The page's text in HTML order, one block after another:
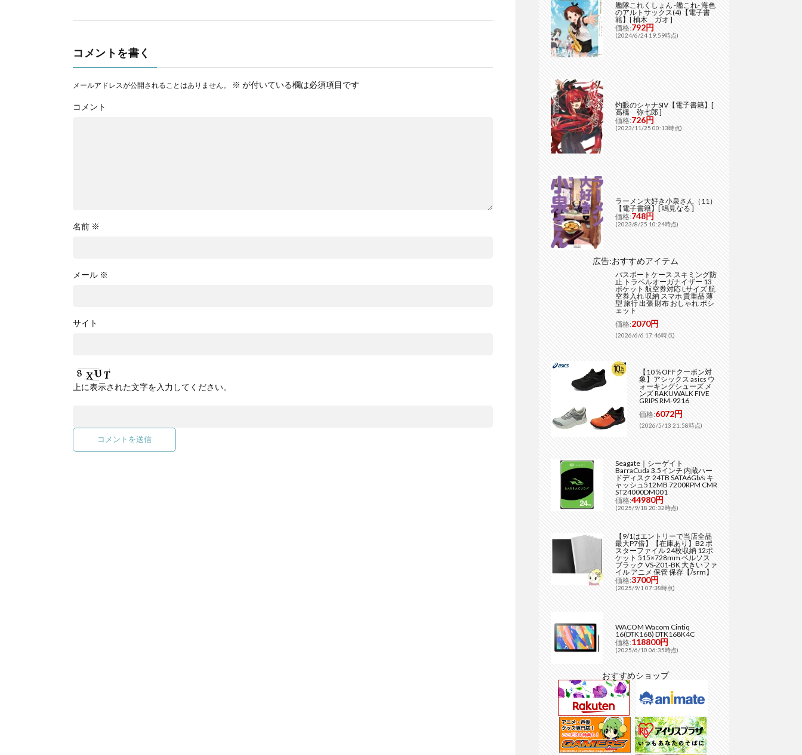
コメントを書く
メールアドレスが公開されることはありません。 ※ が付いている欄は必須項目です
コメント
名前 ※
メール ※
サイト
上に表示された文字を入力してください。
艦隊これくしょん -艦これ- 海色
のアルトサックス(4)【電子書
籍】[ 柚木 ガオ ]
価格:792円
(2024/6/24 19:59時点)
灼眼のシャナSIV【電子書籍】[
高橋 弥七郎 ]
価格:726円
(2023/11/25 00:13時点)
ラーメン大好き小泉さん（11）
【電子書籍】[ 鳴見なる ]
価格:748円
(2023/8/25 10:24時点)
広告:おすすめアイテム
パスポートケース スキミング防
止 トラベルオーガナイザー 13
ポケット 航空券対応 Lサイズ 航
空券入れ 収納 スマホ 貴重品 薄
型 旅行 出張 財布 おしゃれ ポシ
ェット
価格:2070円
(2026/6/6 17:46時点)
【10％OFFクーポン対
象】アシックス asics ウ
ォーキングシューズ メ
ンズ RAKUWALK FIVE
GRIPS RM-9216
価格:6072円
(2026/5/13 21:58時点)
Seagate｜シーゲイト
BarraCuda 3.5インチ 内蔵ハー
ドディスク 24TB SATA6Gb/s キ
ャッシュ512MB 7200RPM CMR
ST24000DM001
価格:44980円
(2025/9/18 20:32時点)
【9/1はエントリーで当店全品
最大P7倍】【在庫あり】B2 ポ
スターファイル 24枚収納 12ポ
ケット 515×728mm ベルソス
ブラック VS-Z01-BK 大きいファ
イル アニメ 保管 保存【/srm】
価格:3700円
(2025/9/1 07:38時点)
WACOM Wacom Cintiq
16(DTK168) DTK168K4C
価格:118800円
(2025/6/10 06:35時点)
おすすめショップ